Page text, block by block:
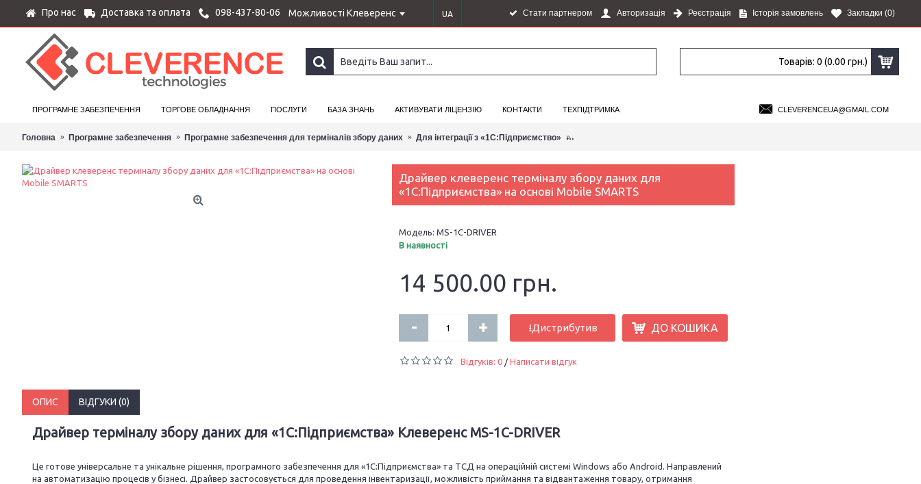
Про нас Доставка та оплата 098-437-80-06 Можливості Клеверенс UA Стати партнером Авторизація Реєстрація Історія замовлень Закладки (0)
Товарів: 0 (0.00 грн.)
ПРОГРАМНЕ ЗАБЕЗПЕЧЕННЯ ТОРГОВЕ ОБЛАДНАННЯ ПОСЛУГИ БАЗА ЗНАНЬ АКТИВУВАТИ ЛІЦЕНЗІЮ КОНТАКТИ ТЕХПІДТРИМКА CLEVERENCEUA@GMAIL.COM
Головна Програмне забезпечення Програмне забезпечення для терміналів збору даних Для інтеграції з «1С:Підприємство» Драйвер клеверенс терміналу збору даних для «1С:Підприємства» на основі Mobile
Драйвер клеверенс терміналу збору даних для
«1С:Підприємства» на основі Mobile SMARTS
Модель: MS-1C-DRIVER
В наявності
14 500.00 грн.
- + ⭳Дистрибутив ДО КОШИКА
Відгуків: 0 / Написати відгук
ОПИС ВІДГУКИ (0)
Драйвер терміналу збору даних для «1С:Підприємства» Клеверенс MS-1C-DRIVER
Це готове універсальне та унікальне рішення, програмного забезпечення для «1С:Підприємства» та ТСД на операційній системі Windows або Android. Направлений
на автоматизацію процесів у бізнесі. Драйвер застосовується для проведення інвентаризації, можливість приймання та відвантаження товару, отримання